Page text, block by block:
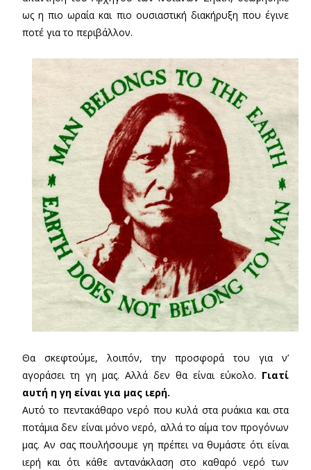
ως η πιο ωραία και πιο ουσιαστική διακήρυξη που έγινε
ποτέ για το περιβάλλον.
Θα σκεφτούμε, λοιπόν, την προσφορά του για ν’
αγοράσει τη γη μας. Αλλά δεν θα είναι εύκολο. Γιατί
αυτή η γη είναι για μας ιερή.
Αυτό το πεντακάθαρο νερό που κυλά στα ρυάκια και στα
ποτάμια δεν είναι μόνο νερό, αλλά το αίμα τον προγόνων
μας. Αν σας πουλήσουμε γη πρέπει να θυμάστε ότι είναι
ιερή και ότι κάθε αντανάκλαση στο καθαρό νερό των